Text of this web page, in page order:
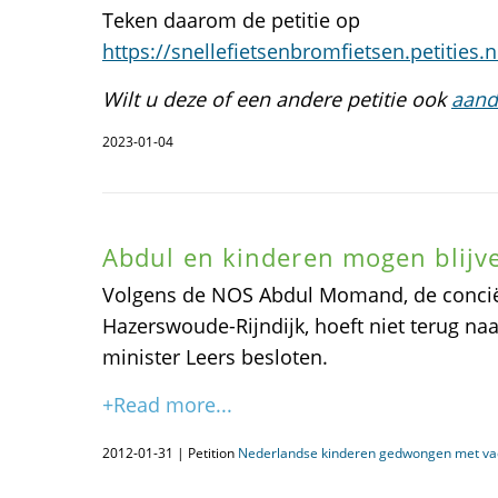
Teken daarom de petitie op
https://
Wilt u deze of een andere petitie ook
2023-01-04
Abdul en kinderen mogen
Volgens de NOS Abdul Momand, de
Hazerswoude-Rijndijk, hoeft niet terug
minister Leers besloten.
+Read more...
2012-01-31 | Petition Nederlandse kinderen gedwongen met